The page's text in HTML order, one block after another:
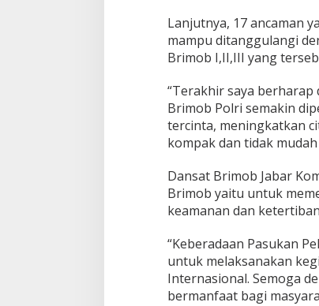
Lanjutnya, 17 ancaman
mampu ditanggulangi
Brimob I,II,III yang
“Terakhir saya
Brimob Polri semakin
tercinta, meningkatkan
kompak dan tidak
Dansat Brimob Jabar
Brimob yaitu untuk
keamanan dan
“Keberadaan Pasukan
untuk melaksanakan
Internasional. Semoga
bermanfaat bagi